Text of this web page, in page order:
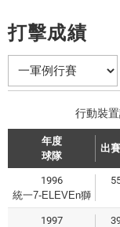
打擊成績
年度
球隊
出
1996
統一7-ELEVEn獅
1997